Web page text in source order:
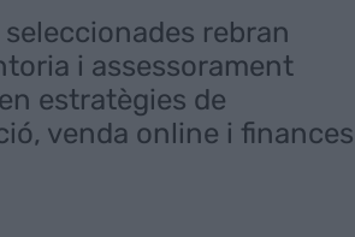
rebran
i assessorament
estratègies de
venda online i finances